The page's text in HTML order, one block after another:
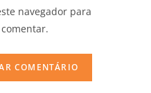
navegador para